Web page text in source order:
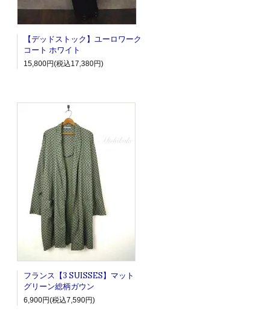
【デッドストック】ユーロワーク
コート ホワイト
15,800円(税込17,380円)
フランス【3 SUISSES】マット
グリーン総柄ガウン
6,900円(税込7,590円)